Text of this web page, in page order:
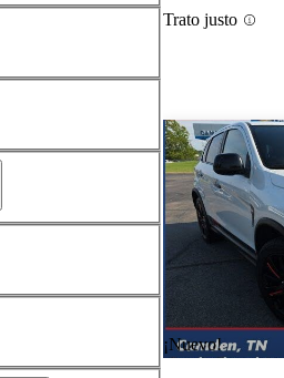
Trato justo
¡Nuevo!